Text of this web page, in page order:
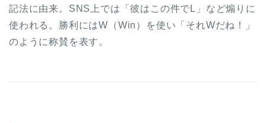
記法に由来。SNS上では「彼はこの件でL」など煽りに
使われる。勝利にはW（Win）を使い「それWだね！」
のように称賛を表す。